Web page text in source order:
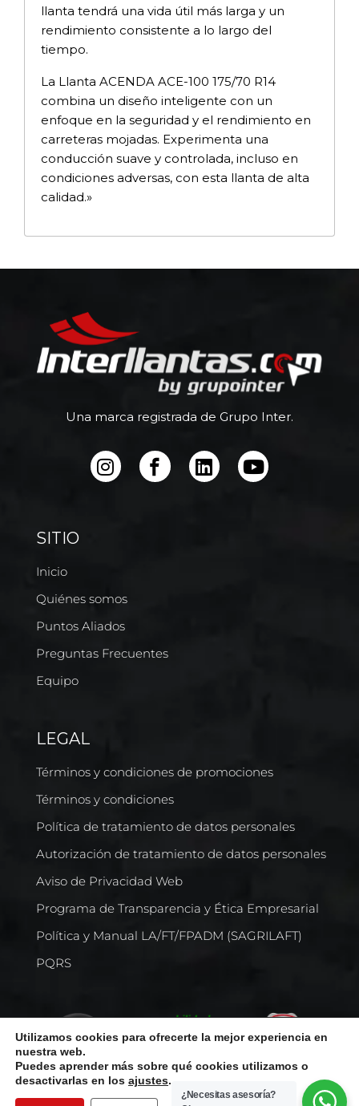
llanta tendrá una vida útil más larga y un
rendimiento consistente a lo largo del
tiempo.
La Llanta ACENDA ACE-100 175/70 R14
combina un diseño inteligente con un
enfoque en la seguridad y el rendimiento en
carreteras mojadas. Experimenta una
conducción suave y controlada, incluso en
condiciones adversas, con esta llanta de alta
calidad.»
Una marca registrada de Grupo Inter.
SITIO
Inicio
Quiénes somos
Puntos Aliados
Preguntas Frecuentes
Equipo
LEGAL
Términos y condiciones de promociones
Términos y condiciones
Política de tratamiento de datos personales
Autorización de tratamiento de datos personales
Aviso de Privacidad Web
Programa de Transparencia y Ética Empresarial
Política y Manual LA/FT/FPADM (SAGRILAFT)
PQRS
Utilizamos cookies para ofrecerte la mejor experiencia en
nuestra web.
Puedes aprender más sobre qué cookies utilizamos o
desactivarlas en los ajustes.
¿Necesitas asesoría?